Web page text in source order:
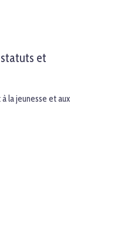
et
la jeunesse et aux